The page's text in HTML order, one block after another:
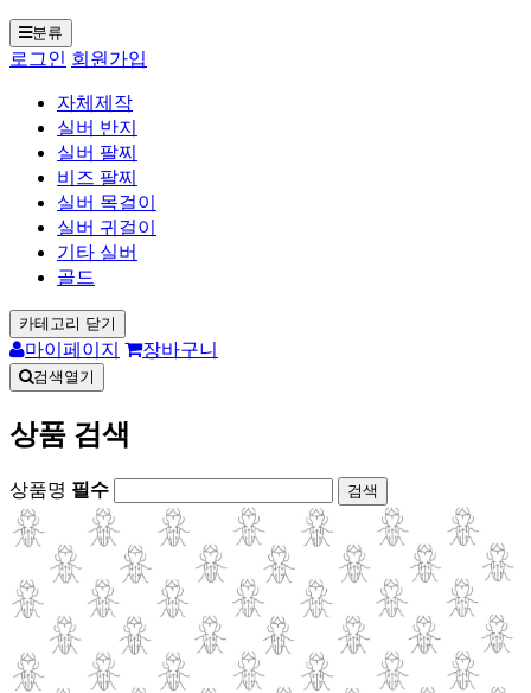
분류
로그인 회원가입
자체제작
실버 반지
실버 팔찌
비즈 팔찌
실버 목걸이
실버 귀걸이
기타 실버
골드
카테고리 닫기
마이페이지 장바구니
검색열기
상품 검색
상품명 필수